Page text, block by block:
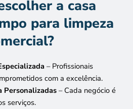
a casa
para limpeza
– Profissionais
com a excelência.
Personalizadas – Cada negócio é
serviços.